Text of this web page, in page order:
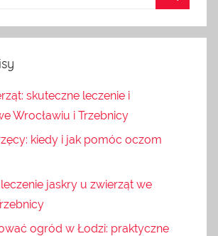
skuteczne leczenie i
Wrocławiu i Trzebnicy
kiedy i jak pomóc oczom
jaskry u zwierząt we
ogród w Łodzi: praktyczne